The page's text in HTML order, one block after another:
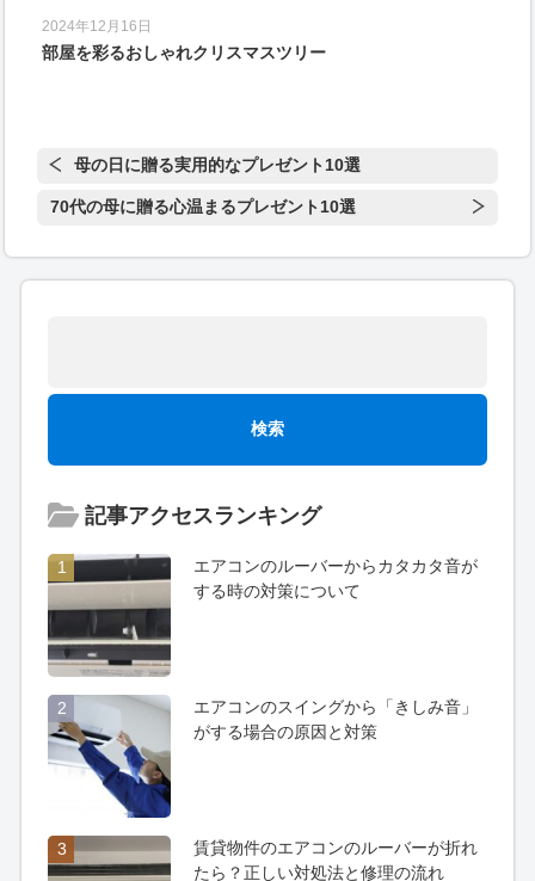
2024年12月16日
部屋を彩るおしゃれクリスマスツリー
母の日に贈る実用的なプレゼント10選
70代の母に贈る心温まるプレゼント10選
記事アクセスランキング
1
エアコンのルーバーからカタカタ音が
する時の対策について
2
エアコンのスイングから「きしみ音」
がする場合の原因と対策
3
賃貸物件のエアコンのルーバーが折れ
たら？正しい対処法と修理の流れ